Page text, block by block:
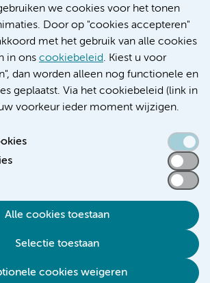
we cookies voor het tonen
Door op "cookies accepteren"
met het gebruik van alle cookies
in ons cookiebeleid. Kiest u voor
dan worden alleen nog functionele en
geplaatst. Via het cookiebeleid (link in
voorkeur ieder moment wijzigen.
Alle cookies toestaan
Selectie toestaan
cookies weigeren
AMC
VUmc